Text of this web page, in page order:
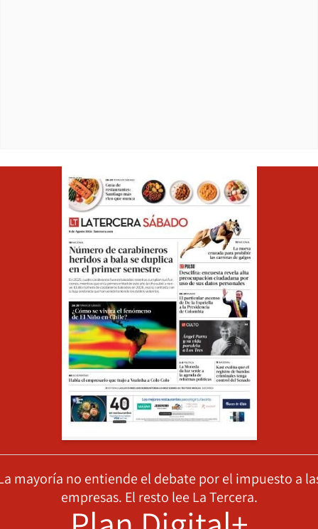
mayoría no entiende el debate por el impuesto a
empresas. El resto lee La Tercera.